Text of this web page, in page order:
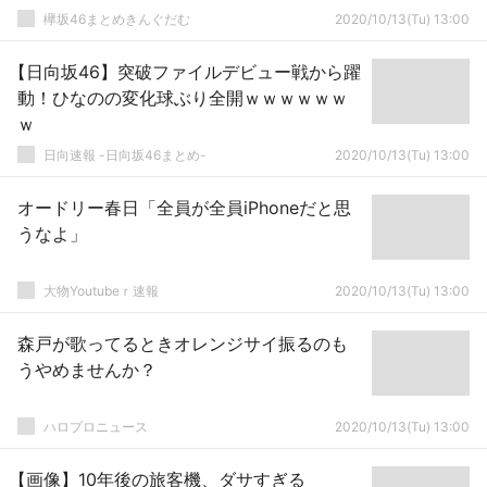
欅坂46まとめきんぐだむ 2020/10/13(Tu) 13:00
【日向坂46】突破ファイルデビュー戦から躍
動！ひなのの変化球ぶり全開ｗｗｗｗｗｗ
ｗ
日向速報 -日向坂46まとめ- 2020/10/13(Tu) 13:00
オードリー春日「全員が全員iPhoneだと思
うなよ」
大物Youtubeｒ速報 2020/10/13(Tu) 13:00
森戸が歌ってるときオレンジサイ振るのも
うやめませんか？
ハロプロニュース 2020/10/13(Tu) 13:00
【画像】10年後の旅客機、ダサすぎる